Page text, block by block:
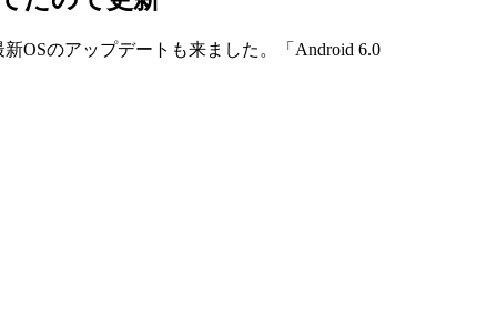
OSのアップデートも来ました。「Android 6.0